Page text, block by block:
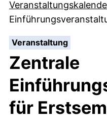
Veranstaltung:
Zentrale
für